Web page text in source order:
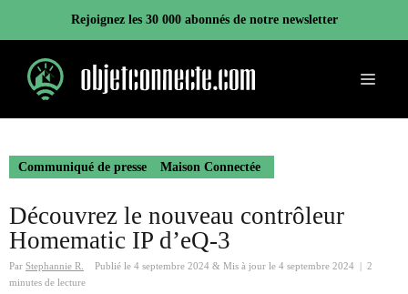
contenu
Rejoignez les 30 000 abonnés de notre newsletter
Menu
Communiqué de presse Maison Connectée
Découvrez le nouveau contrôleur
Homematic IP d’eQ-3
Par Stephannie R. Publié le 4 septembre 2024 & Mis à jour le 4 septembre 2024
2
minutes de lecture